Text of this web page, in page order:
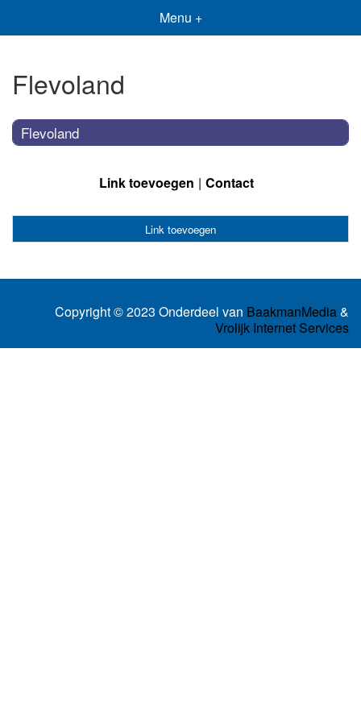
Menu +
Flevoland
Flevoland
Link toevoegen Contact
Link toevoegen
Copyright © 2023 Onderdeel van BaakmanMedia&
Vrolijk Internet Services